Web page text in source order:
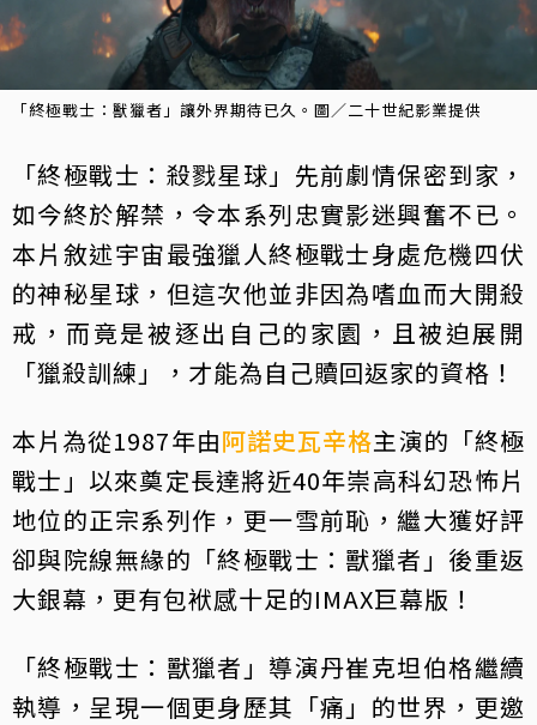
「終極戰士：獸獵者」讓外界期待已久。圖／二十世紀影業提供
「終極戰士：殺戮星球」先前劇情保密到家，
如今終於解禁，令本系列忠實影迷興奮不已。
本片敘述宇宙最強獵人終極戰士身處危機四伏
的神秘星球，但這次他並非因為嗜血而大開殺
戒，而竟是被逐出自己的家園，且被迫展開
「獵殺訓練」，才能為自己贖回返家的資格！
本片為從1987年由阿諾史瓦辛格主演的「終極
戰士」以來奠定長達將近40年崇高科幻恐怖片
地位的正宗系列作，更一雪前恥，繼大獲好評
卻與院線無緣的「終極戰士：獸獵者」後重返
大銀幕，更有包袱感十足的IMAX巨幕版！
「終極戰士：獸獵者」導演丹崔克坦伯格繼續
執導，呈現一個更身歷其「痛」的世界，更邀